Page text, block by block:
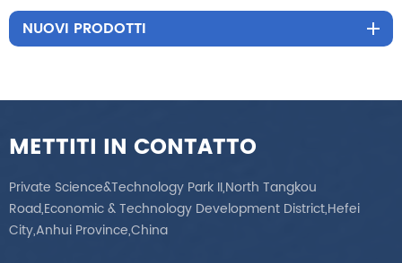
NUOVI PRODOTTI
METTITI IN CONTATTO
Private Science&Technology Park II,North Tangkou
Road,Economic & Technology Development District,Hefei
City,Anhui Province,China